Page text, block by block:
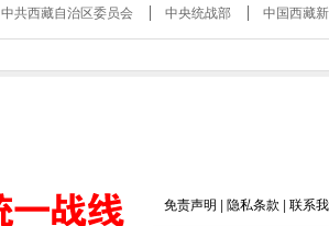
中共西藏自治区委员会 中央统战部 中国西藏
免责声明 隐私条款 联系